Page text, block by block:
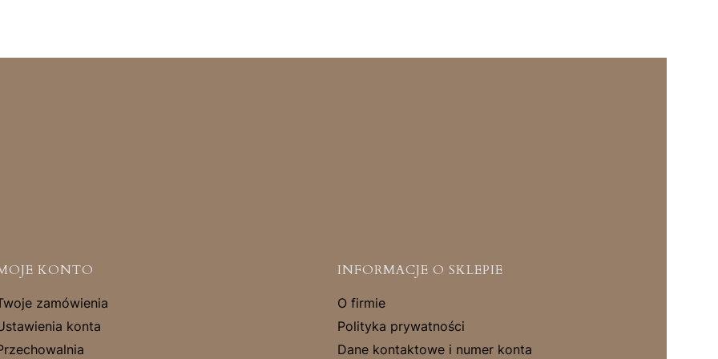
KONTO
zamówienia
konta
INFORMACJE O SKLEPIE
O firmie
Polityka prywatności
Dane kontaktowe i numer konta